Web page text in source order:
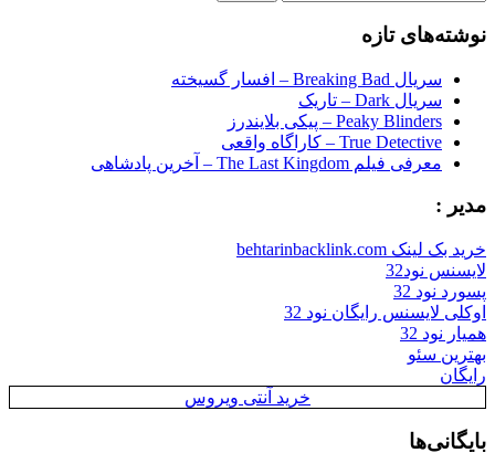
نوشته‌های تازه
سریال Breaking Bad – افسار گسیخته
سریال Dark – تاریک
Peaky Blinders – پیکی بلایندرز
True Detective – کاراگاه واقعی
معرفی فیلم The Last Kingdom – آخرین پادشاهی
مدیر :
خرید بک لینک behtarinbacklink.com
لایسنس نود32
پسورد نود 32
اوکلی لایسنس رایگان نود 32
همیار نود 32
بهترین سئو
رایگان
خرید آنتی ویروس
بایگانی‌ها